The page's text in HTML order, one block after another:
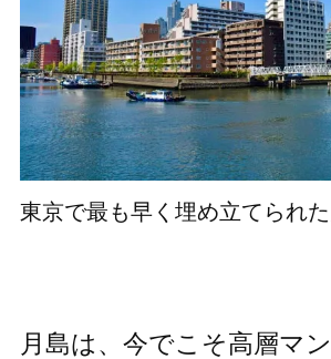
東京で最も早く埋め立てられ
月島は、今でこそ高層マ